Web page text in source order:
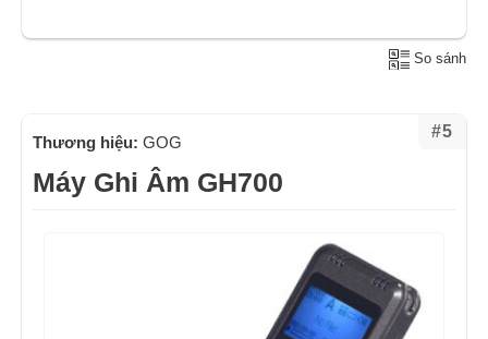
So sánh
#5
Thương hiệu: GOG
Máy Ghi Âm GH700